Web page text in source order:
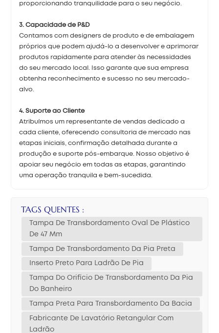
proporcionando tranquilidade para o seu negócio.
3. Capacidade de P&D
Contamos com designers de produto e de embalagem
próprios que podem ajudá-lo a desenvolver e aprimorar
produtos rapidamente para atender às necessidades
do seu mercado local. Isso garante que sua empresa
obtenha reconhecimento e sucesso no seu mercado-
alvo.
4. Suporte ao Cliente
Atribuímos um representante de vendas dedicado a
cada cliente, oferecendo consultoria de mercado nas
etapas iniciais, confirmação detalhada durante a
produção e suporte pós-embarque. Nosso objetivo é
apoiar seu negócio em todas as etapas, garantindo
uma operação tranquila e bem-sucedida.
TAGS QUENTES :
Tampa De Transbordamento Oval De Plástico
De 47 Mm
Tampa De Transbordamento Da Pia Preta
Inserto Preto Para Ladrão De Pia
Tampa Do Orifício De Transbordamento Da Pia
Do Banheiro
Tampa Preta Para Transbordamento Da Bacia
Fabricante De Lavatório Retangular Com
Ladrão